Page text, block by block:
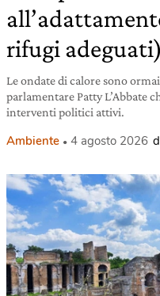
rifugi adeguati)
Le ondate di calore sono
parlamentare Patty L’Abbate
interventi politici attivi.
Ambiente 4 agosto 2026